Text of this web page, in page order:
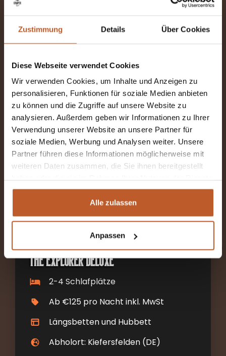
Zustimmung Details Über Cookies
Diese Webseite verwendet Cookies
Wir verwenden Cookies, um Inhalte und Anzeigen zu
personalisieren, Funktionen für soziale Medien anbieten
zu können und die Zugriffe auf unsere Website zu
analysieren. Außerdem geben wir Informationen zu Ihrer
Verwendung unserer Website an unsere Partner für
soziale Medien, Werbung und Analysen weiter. Unsere
Partner führen diese Informationen möglicherweise mit
weiteren Daten zusammen, die Sie ihnen bereitgestellt
gesammelt haben.
Alle zulassen
Anpassen
The Explorer
Ab €120 pro Nacht inkl. MwSt
Längsbetten und Hubbett
Abholort: Kiefersfelden (DE)
Schaltgetriebe
MEHR INFORMATIONEN
The Explorer Deluxe
2-4 Schlafplätze
Ab €125 pro Nacht inkl. MwSt
Längsbetten und Hubbett
Abholort: Kiefersfelden (DE)